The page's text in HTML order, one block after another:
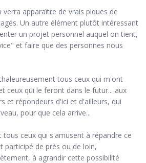
apparaître de vrais piques de
Un autre élément plutôt intéressant
un projet personnel auquel on tient,
et faire que des personnes nous
tous ceux qui m'ont
ceux qui le feront dans le futur... aux
et répondeurs d'ici et d'ailleurs, qui
pour que cela arrive...
ceux qui s'amusent à répandre ce
participé de près ou de loin,
à agrandir cette possibilité